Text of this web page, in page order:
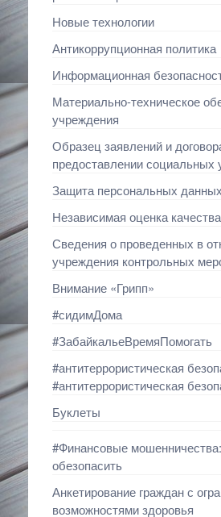
Новые технологии
Антикоррупционная политика
Информационная
Материально-техническое
учреждения
Образец заявлений и
предоставлении социальных
Защита персональных данных
Независимая оценка качества
Сведения о проведенных в
учреждения контрольных
Внимание «Грипп»
#сидимДома
#ЗабайкальеВремяПомогать
#антитеррористическая
#антитеррористическая
Буклеты
#Финансовые
обезопасить
Анкетирование граждан с
возможностями здоровья